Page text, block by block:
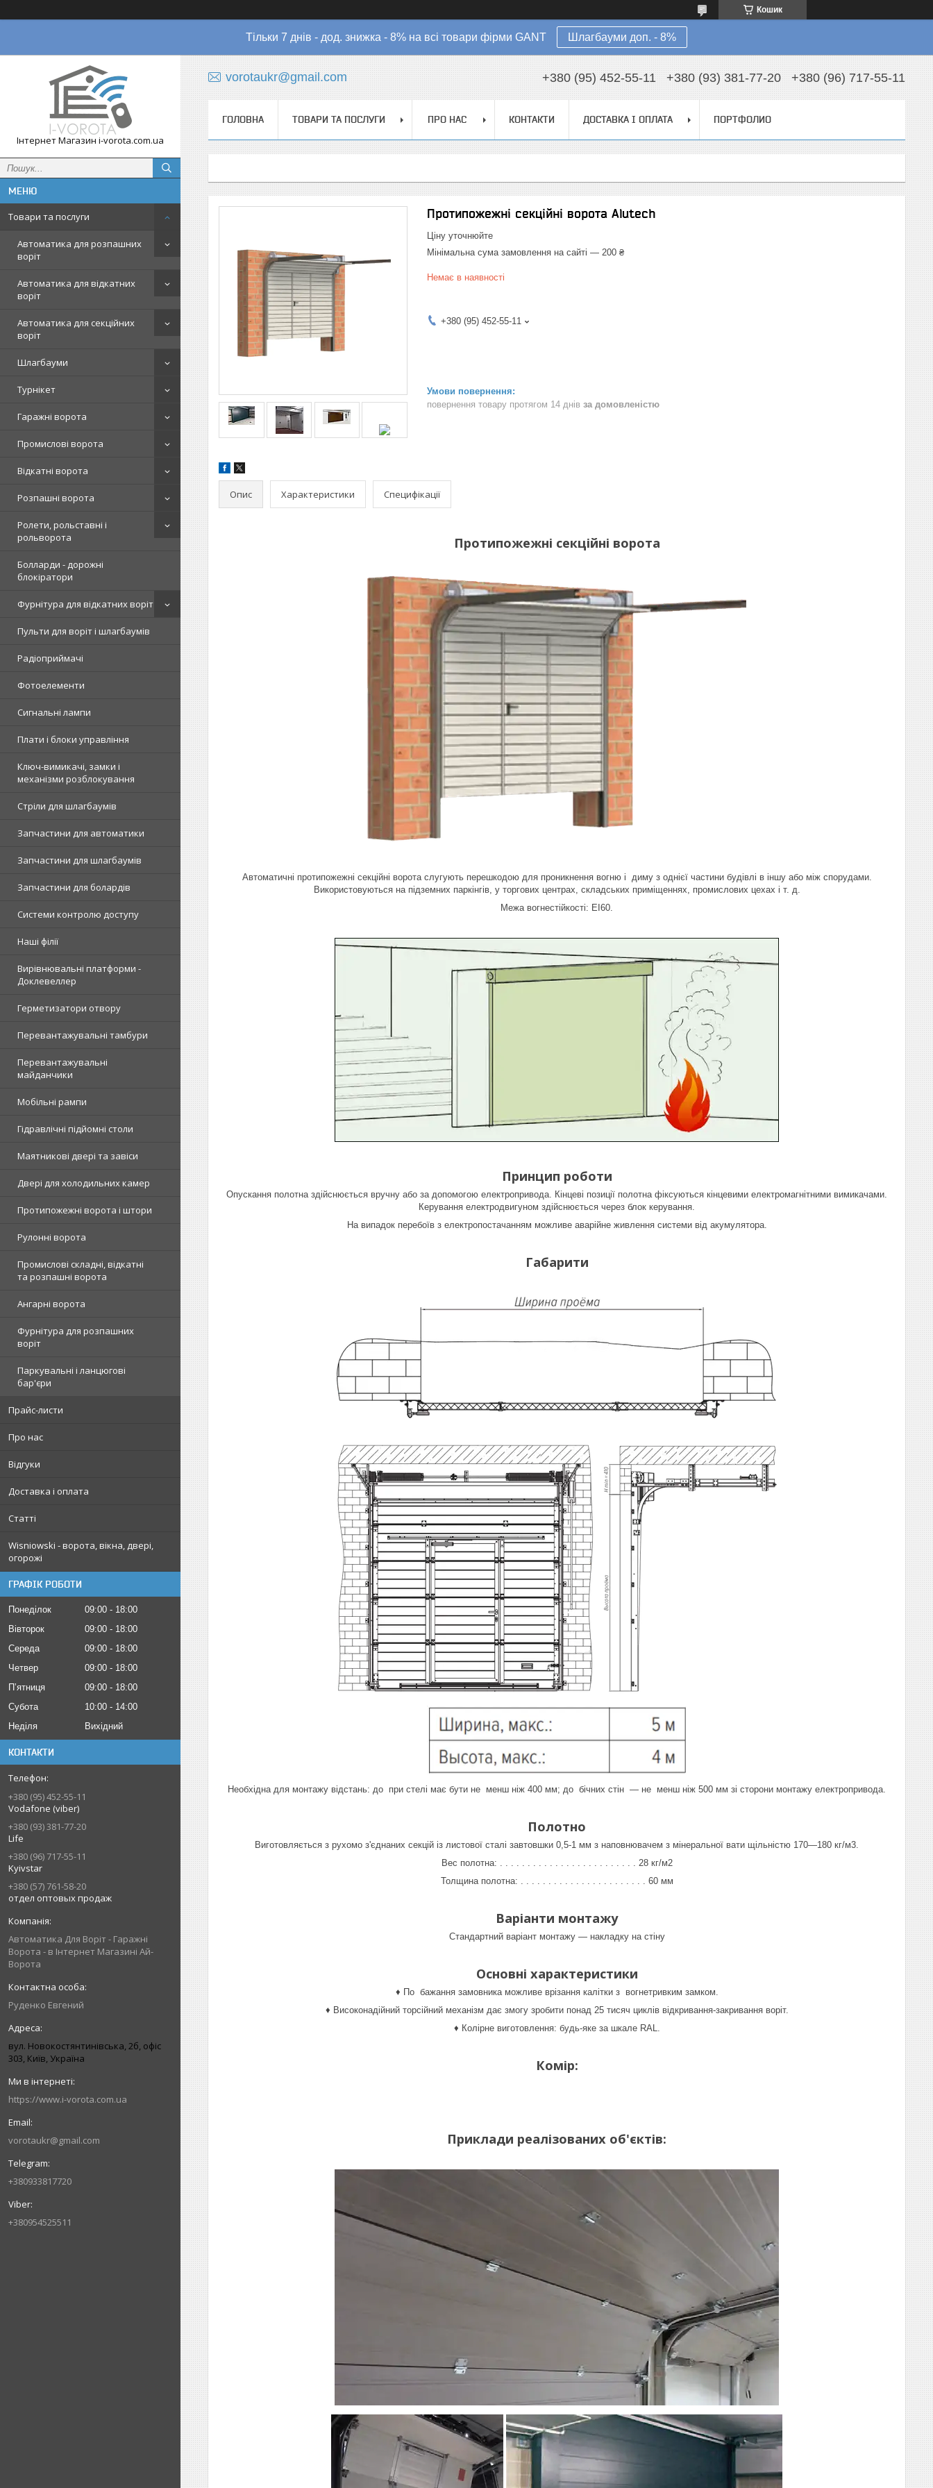
Кошик
Тільки 7 днів - дод. знижка - 8% на всі товари фірми GANT Шлагбауми доп. - 8%
Інтернет Магазин i-vorota.com.ua
Товари та послуги
Автоматика для розпашних
воріт
Автоматика для відкатних
воріт
Автоматика для секційних
воріт
Шлагбауми
Турнікет
Гаражні ворота
Промислові ворота
Відкатні ворота
Розпашні ворота
Ролети, рольставні і
рольворота
Болларди - дорожні
блокіратори
Фурнітура для відкатних воріт
Пульти для воріт і шлагбаумів
Радіоприймачі
Фотоелементи
Сигнальні лампи
Плати і блоки управління
Ключ-вимикачі, замки і
механізми розблокування
Стріли для шлагбаумів
Запчастини для автоматики
Запчастини для шлагбаумів
Запчастини для болардів
Системи контролю доступу
Наші філії
Вирівнювальні платформи -
Доклевеллер
Герметизатори отвору
Перевантажувальні тамбури
Перевантажувальні
майданчики
Мобільні рампи
Гідравлічні підйомні столи
Маятникові двері та завіси
Двері для холодильних камер
Протипожежні ворота і штори
Рулонні ворота
Промислові складні, відкатні
та розпашні ворота
Ангарні ворота
Фурнітура для розпашних
воріт
Паркувальні і ланцюгові
бар'єри
Прайс-листи
Про нас
Відгуки
Доставка і оплата
Статті
Wisniowski - ворота, вікна, двері,
огорожі
ГРАФІК РОБОТИ
Понеділок 09:00
18:00
Вівторок
09:00
18:00
Середа
09:00
18:00
Четвер
09:00
18:00
Пʼятниця
09:00
18:00
Субота
10:00
14:00
Неділя
Вихідний
КОНТАКТИ
+380 (95) 452-55-11
Vodafone (viber)
+380 (93) 381-77-20
Life
+380 (96) 717-55-11
Kyivstar
+380 (57) 761-58-20
отдел оптовых продаж
Автоматика Для Воріт - Гаражні
Ворота - в Інтернет Магазині Ай-
Ворота
Руденко Евгений
вул. Новокостянтинівська, 2б, офіс
303, Київ, Україна
https://www.i-vorota.com.ua
vorotaukr@gmail.com
+380933817720
+380954525511
vorotaukr@gmail.com +380 (95) 452-55-11 +380 (93) 381-77-20 +380 (96) 717-55-11
ГОЛОВНА ТОВАРИ ТА ПОСЛУГИ ПРО НАС КОНТАКТИ ДОСТАВКА І ОПЛАТА ПОРТФОЛИО
Протипожежні секційні ворота Alutech
Ціну уточнюйте
Мінімальна сума замовлення на сайті — 200 ₴
Немає в наявності
+380 (95) 452-55-11
повернення товару протягом 14 днів за домовленістю
Опис Характеристики Специфікації
Протипожежні секційні ворота
Автоматичні протипожежні секційні ворота слугують перешкодою для проникнення вогню і диму з однієї частини будівлі в іншу або між спорудами.
Використовуються на підземних паркінгів, у торгових центрах, складських приміщеннях, промислових цехах і т. д.
Межа вогнестійкості: EI60.
Принцип роботи
Опускання полотна здійснюється вручну або за допомогою електропривода. Кінцеві позиції полотна фіксуються кінцевими електромагнітними вимикачами.
Керування електродвигуном здійснюється через блок керування.
На випадок перебоїв з електропостачанням можливе аварійне живлення системи від акумулятора.
Габарити
Необхідна для монтажу відстань: до при стелі має бути не менш ніж 400 мм; до бічних стін — не менш ніж 500 мм зі сторони монтажу електропривода.
Полотно
Виготовляється з рухомо з'єднаних секцій із листової сталі завтовшки 0,5-1 мм з наповнювачем з мінеральної вати щільністю 170—180 кг/м3.
Вес полотна: . . . . . . . . . . . . . . . . . . . . . . . . . 28 кг/м2
Толщина полотна: . . . . . . . . . . . . . . . . . . . . . . . 60 мм
Варіанти монтажу
Стандартний варіант монтажу — накладку на стіну
Основні характеристики
♦ По бажання замовника можливе врізання калітки з вогнетривким замком.
♦ Високонадійний торсійний механізм дає змогу зробити понад 25 тисяч циклів відкривання-закривання воріт.
♦ Колірне виготовлення: будь-яке за шкале RAL.
Комір:
Приклади реалізованих об'єктів: